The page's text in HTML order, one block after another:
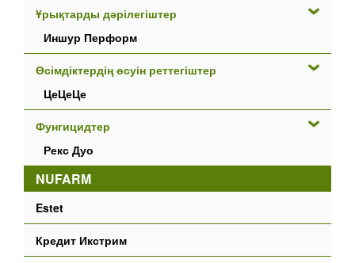
Ұрықтарды дәрілегіштер
Иншур Перформ
Өсімдіктердің өсуін реттегіштер
ЦеЦеЦе
Фунгицидтер
Рекс Дуо
NUFARM
Estet
Кредит Икстрим